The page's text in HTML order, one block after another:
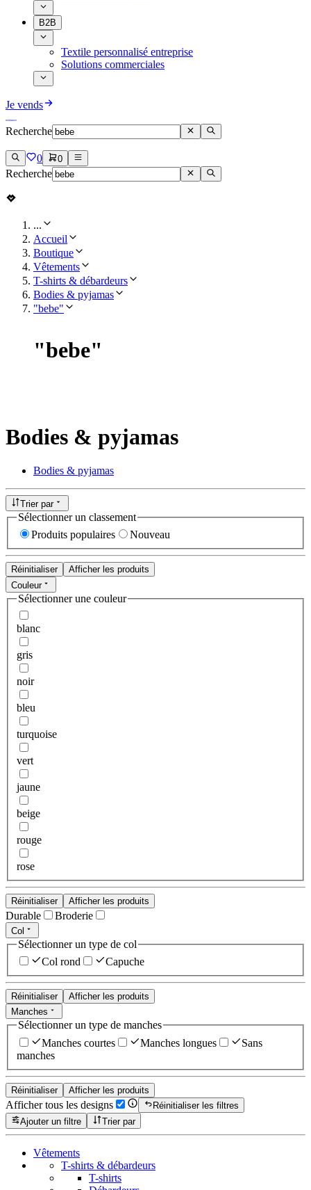
B2B
Textile personnalisé entreprise
Solutions commerciales
Je vends
Recherche
0 0
Recherche
...
Accueil
Boutique
Vêtements
T-shirts & débardeurs
Bodies & pyjamas
"bebe"
"bebe"
Bodies & pyjamas
Bodies & pyjamas
Trier par
Sélectionner un classement
Produits populaires
Nouveau
Réinitialiser
Afficher les produits
Couleur
Sélectionner une couleur
blanc
gris
noir
bleu
turquoise
vert
jaune
beige
rouge
rose
Réinitialiser Afficher les produits
Durable Broderie
Col
Sélectionner un type de col
Col rond
Capuche
Réinitialiser
Afficher les produits
Manches
Sélectionner un type de manches
Manches courtes
Manches longues
Sans
manches
Réinitialiser Afficher les produits
Afficher tous les designs
Réinitialiser les filtres
Ajouter un filtre
Trier par
Vêtements
T-shirts & débardeurs
T-shirts